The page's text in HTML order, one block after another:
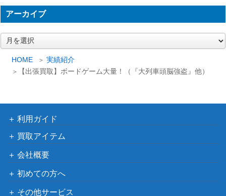
HOME
実績紹介
【出張買取】ボードゲーム大量！（『大列車頭脳強盗』他）
アーカイブ
ー
利用ガイド
買取アイテム
会社概要
初めての方へ
その他サービス